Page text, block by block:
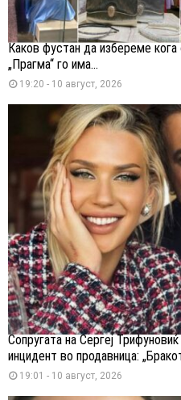
Каков фустан да избереме
„Прагма“ го има...
19:20 - 10 август, 2026
Сопругата на Сергеј
инцидент во продавница:
19:01 - 10 август, 2026